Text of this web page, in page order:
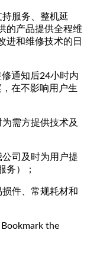
服务、整机延
的产品提供全程维
进和维修技术的日
通知后24小时内
在不影响用户生
需方提供技术及
司及时为用户提
务）；
件、常规耗材和
Bookmark the